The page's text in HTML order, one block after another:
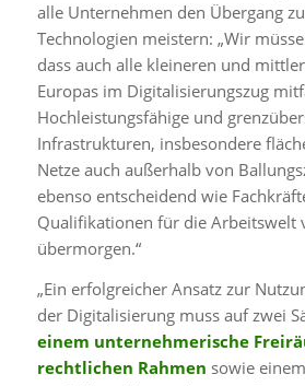
alle Unternehmen den Übergang
Technologien meistern: „Wir
dass auch alle kleineren und
Europas im Digitalisierungszug
Hochleistungsfähige und
Infrastrukturen, insbesondere
Netze auch außerhalb von
ebenso entscheidend wie
Qualifikationen für die Arbeitswelt
übermorgen.“
„Ein erfolgreicher Ansatz zur
der Digitalisierung muss auf zwei
einem unternehmerische
rechtlichen Rahmen sowie